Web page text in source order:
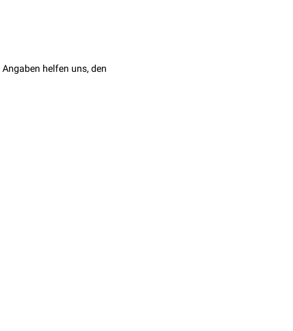
nachgeordneter
des Veranstalters und
rettungsdienstlichensowie
helfen uns, den